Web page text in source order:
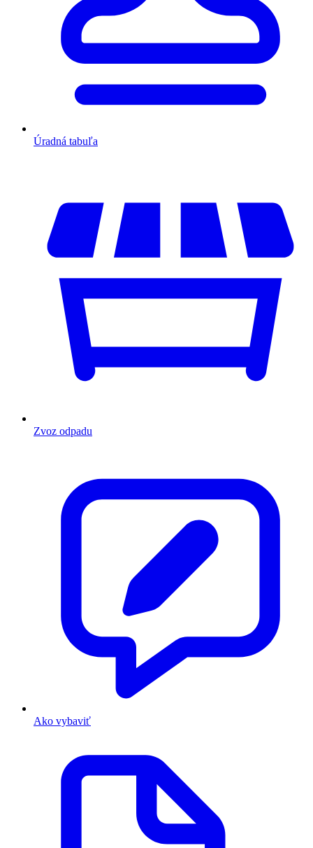
Úradná tabuľa
Zvoz odpadu
Ako vybaviť